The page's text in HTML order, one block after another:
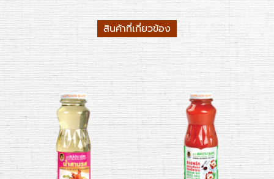
สินค้าที่เกี่ยวข้อง